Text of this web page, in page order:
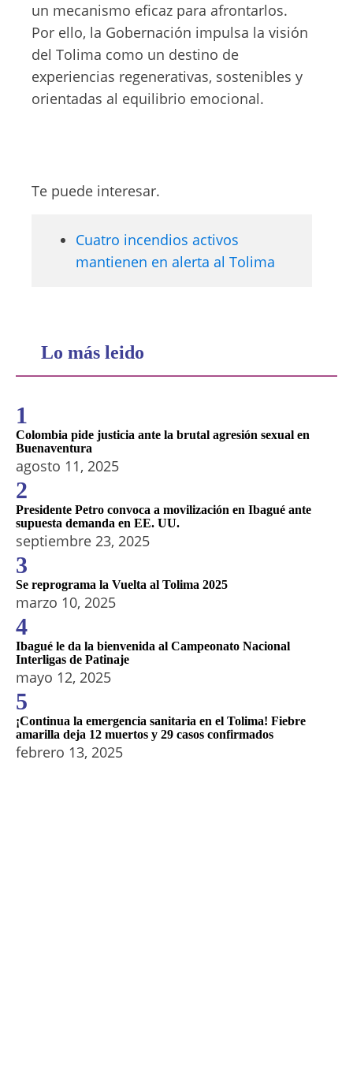
un mecanismo eficaz para afrontarlos.
Por ello, la Gobernación impulsa la visión
del Tolima como un destino de
experiencias regenerativas, sostenibles y
orientadas al equilibrio emocional.
Te puede interesar.
Cuatro incendios activos
mantienen en alerta al Tolima
Lo más leido
1
Colombia pide justicia ante la brutal agresión sexual en
Buenaventura
agosto 11, 2025
2
Presidente Petro convoca a movilización en Ibagué ante
supuesta demanda en EE. UU.
septiembre 23, 2025
3
Se reprograma la Vuelta al Tolima 2025
marzo 10, 2025
4
Ibagué le da la bienvenida al Campeonato Nacional
Interligas de Patinaje
mayo 12, 2025
5
¡Continua la emergencia sanitaria en el Tolima! Fiebre
amarilla deja 12 muertos y 29 casos confirmados
febrero 13, 2025